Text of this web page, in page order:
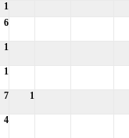
1
6
1
1
7 1
4